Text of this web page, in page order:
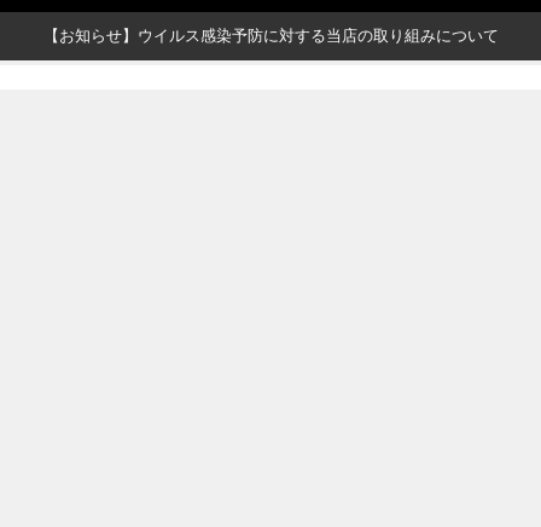
【お知らせ】ウイルス感染予防に対する当店の取り組みについて